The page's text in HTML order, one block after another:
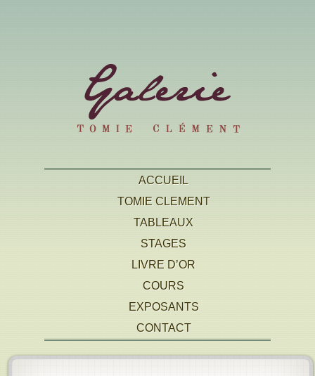
ACCUEIL
TOMIE CLEMENT
TABLEAUX
STAGES
LIVRE D’OR
COURS
EXPOSANTS
CONTACT